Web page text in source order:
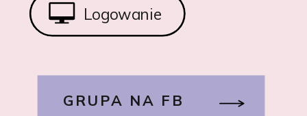
GRUPA NA FB
Logowanie